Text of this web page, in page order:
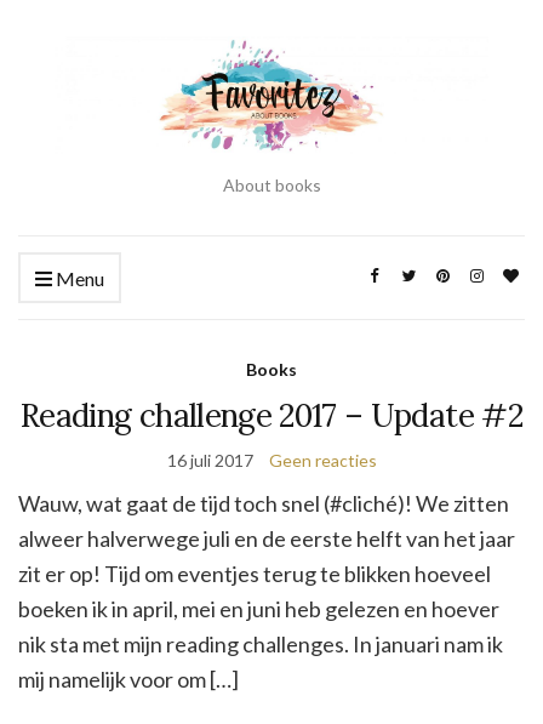
About books
Menu
Books
Reading challenge 2017 – Update #2
16 juli 2017 Geen reacties
Wauw, wat gaat de tijd toch snel (#cliché)! We zitten
alweer halverwege juli en de eerste helft van het jaar
zit er op! Tijd om eventjes terug te blikken hoeveel
boeken ik in april, mei en juni heb gelezen en hoever
nik sta met mijn reading challenges. In januari nam ik
mij namelijk voor om […]